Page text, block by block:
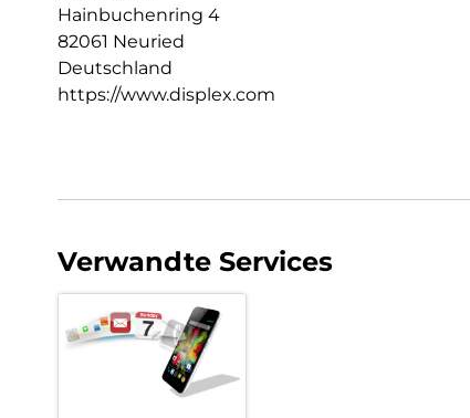
Hainbuchenring 4
82061 Neuried
Deutschland
https://www.displex.com
Verwandte Services